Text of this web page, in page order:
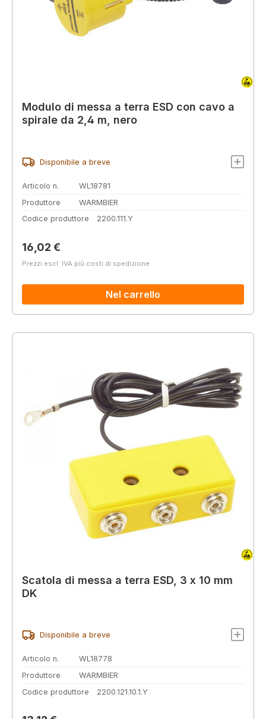
Modulo di messa a terra ESD con cavo a
spirale da 2,4 m, nero
Disponibile a breve
Articolo n.
WL18781
Produttore
WARMBIER
Codice produttore
2200.111.Y
Prezzo normale:
16,02 €
Prezzi escl. IVA più costi di spedizione
Nel carrello
Scatola di messa a terra ESD, 3 x 10 mm
DK
Disponibile a breve
Articolo n.
WL18778
Produttore
WARMBIER
Codice produttore
2200.121.10.1.Y